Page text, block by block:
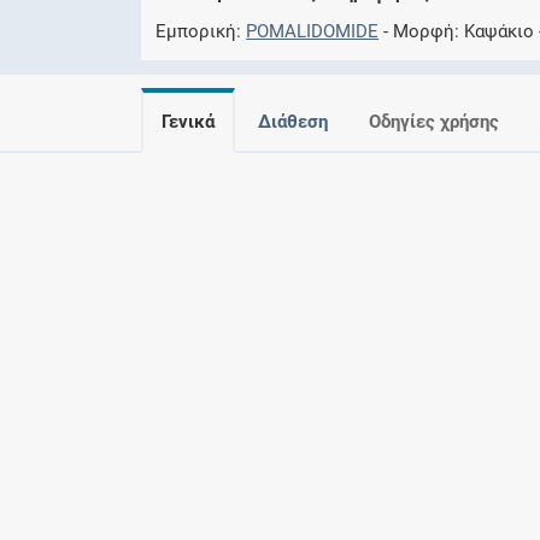
Εμπορική POMALIDOMIDE Μορφή Καψάκιο
Γενικά Διάθεση Οδηγίες χρήσης